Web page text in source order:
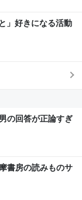
」好きになる活動
の回答が正論すぎ
書房の読みものサ